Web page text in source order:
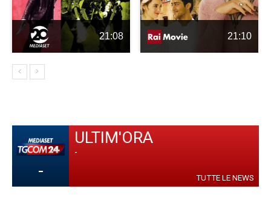
21:08 21:10
-
ULTIM'ORA
-
TUTTE LE NEWS